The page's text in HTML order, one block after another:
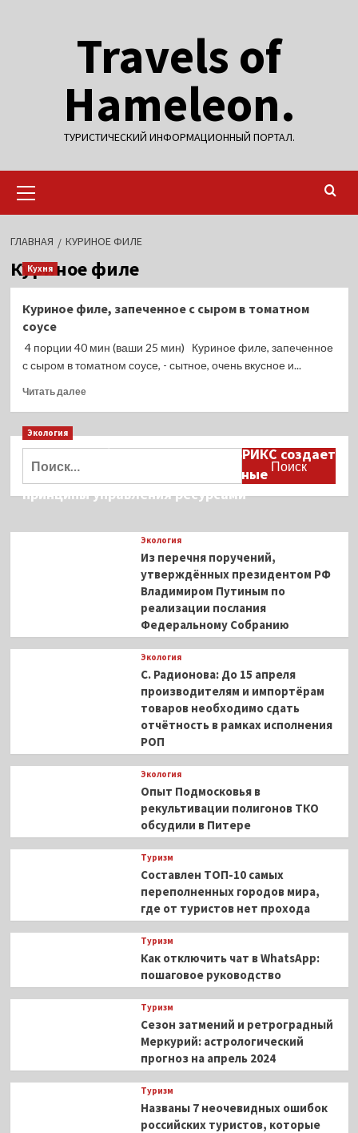
Travels of
Hameleon.
ТУРИСТИЧЕСКИЙ ИНФОРМАЦИОННЫЙ ПОРТАЛ.
меню
ГЛАВНАЯ КУРИНОЕ ФИЛЕ
Куриное филе
Кухня
Куриное филе, запеченное с сыром в томатном
соусе
4 порции 40 мин (ваши 25 мин) Куриное филе, запеченное
с сыром в томатном соусе, - сытное, очень вкусное и...
Читать далееПрочитать
Куриное
филе,
с
сыром
Экология
Дмитрий Кобылкин: площадка БРИКС создает
возможность сформировать единые
принципы управления ресурсами
Экология
Из перечня поручений,
утверждённых президентом РФ
Владимиром Путиным по
реализации послания
Федеральному Собранию
Экология
С. Радионова: До 15 апреля
производителям и импортёрам
товаров необходимо сдать
отчётность в рамках исполнения
РОП
Экология
Опыт Подмосковья в
рекультивации полигонов ТКО
обсудили в Питере
Туризм
Составлен ТОП-10 самых
переполненных городов мира,
где от туристов нет прохода
Туризм
Как отключить чат в WhatsApp:
пошаговое руководство
Туризм
Сезон затмений и ретроградный
Меркурий: астрологический
прогноз на апрель 2024
Туризм
Названы 7 неочевидных ошибок
российских туристов, которые